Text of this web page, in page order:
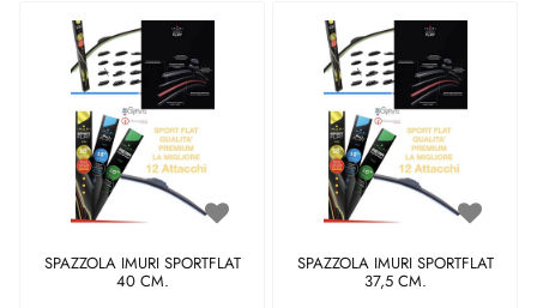
SPAZZOLA IMURI SPORTFLAT
40 CM.
SPAZZOLA IMURI SPORTFLAT
37,5 CM.